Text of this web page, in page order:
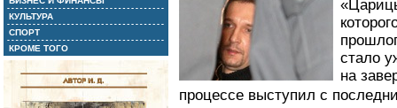
КУЛЬТУРА
СПОРТ
КРОМЕ ТОГО
стало
на
процессе выступил с